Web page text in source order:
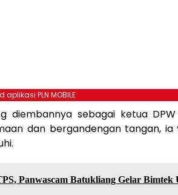
aplikasi PLN MOBILE
diembannya sebagai ketua DPW
dan bergandengan tangan, ia
Panwascam Batukliang Gelar Bimtek